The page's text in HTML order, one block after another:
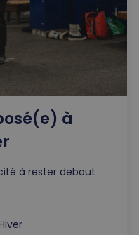
à
à rester debout